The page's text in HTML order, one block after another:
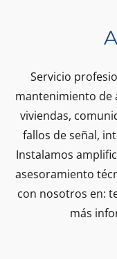
Servicio
mantenimiento de
viviendas,
fallos de señal,
Instalamos
asesoramiento
con nosotros en:
más